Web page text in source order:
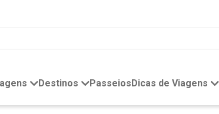
Destinos Passeios Dicas de Viagens